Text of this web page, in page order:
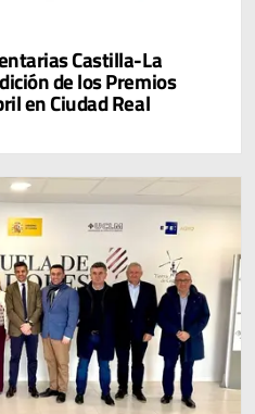
Castilla-La
de los Premios
en Ciudad Real